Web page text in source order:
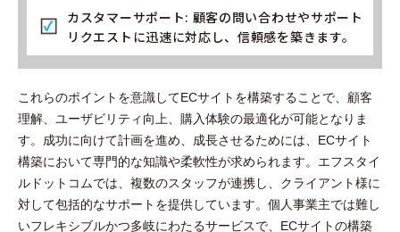
カスタマーサポート: 顧客の問い合わせやサポート
リクエストに迅速に対応し、信頼感を築きます。
これらのポイントを意識してECサイトを構築することで、顧客
理解、ユーザビリティ向上、購入体験の最適化が可能となりま
す。成功に向けて計画を進め、成長させるためには、ECサイト
構築において専門的な知識や柔軟性が求められます。エフスタイ
ルドットコムでは、複数のスタッフが連携し、クライアント様に
対して包括的なサポートを提供しています。個人事業主では難し
いフレキシブルかつ多岐にわたるサービスで、ECサイトの構築